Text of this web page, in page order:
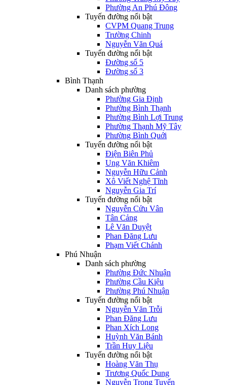
Phường An Phú Đông
Tuyến đường nổi bật
CVPM Quang Trung
Trường Chinh
Nguyễn Văn Quá
Tuyến đường nổi bật
Đường số 5
Đường số 3
Bình Thạnh
Danh sách phường
Phường Gia Định
Phường Bình Thạnh
Phường Bình Lợi Trung
Phường Thạnh Mỹ Tây
Phường Bình Quới
Tuyến đường nổi bật
Điện Biên Phủ
Ung Văn Khiêm
Nguyễn Hữu Cảnh
Xô Viết Nghệ Tĩnh
Nguyễn Gia Trí
Tuyến đường nổi bật
Nguyễn Cửu Vân
Tân Cảng
Lê Văn Duyệt
Phan Đăng Lưu
Phạm Viết Chánh
Phú Nhuận
Danh sách phường
Phường Đức Nhuận
Phường Cầu Kiệu
Phường Phú Nhuận
Tuyến đường nổi bật
Nguyễn Văn Trỗi
Phan Đăng Lưu
Phan Xích Long
Huỳnh Văn Bánh
Trần Huy Liệu
Tuyến đường nổi bật
Hoàng Văn Thụ
Trương Quốc Dung
Nguyễn Trọng Tuyển